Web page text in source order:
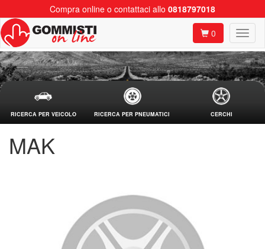
Compra online o contattaci allo 0818797018
0
RICERCA PER VEICOLO RICERCA PER PNEUMATICI CERCHI
MAK